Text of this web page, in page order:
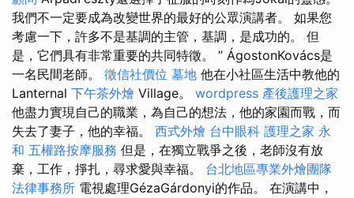
我們不一定要成為改變世界的最好的公眾演講者。 如果您
考慮一下，許多不是基調的主管，基調，是成功的。 但
是，它們具有非常重要的共同特徵。 ” ÁgostonKovács是
一名民間老師。 徵信社價位 墓地 他在小社區生活中教他的
Lanternal 下午茶外燴 Village。 wordpress 產後護理之家
他盡力實現自己的職業，為自己的想法，他的家園而戰，而
失去了妻子，他的幸福。 西式外燴 台中眼科 護理之家 永
和 五權路按摩服務 但是，在獨立戰爭之後，老師沒有放
棄，工作，掙扎，尋求愛與幸福。 台北地區專業外燴團隊
法律事務所 電視處理GézaGárdonyi的作品。 在演講中，